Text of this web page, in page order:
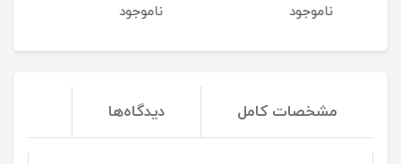
ناموجود ناموجود
مشخصات کامل دیدگاه‌ها